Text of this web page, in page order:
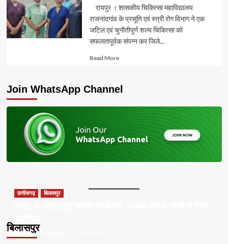
रायपुर । शासकीय चिकित्सा महाविद्यालय
राजनांदगांव के प्रसूति एवं स्त्री रोग विभाग ने एक
जटिल एवं चुनौतीपूर्ण शल्य चिकित्सा को
सफलतापूर्वक संपन्न कर जिले...
Read MoreRead
Join WhatsApp Channel
बिलासपुर
छत्तीसगढ़ बिलासपुर
Apna Chhattisgarh